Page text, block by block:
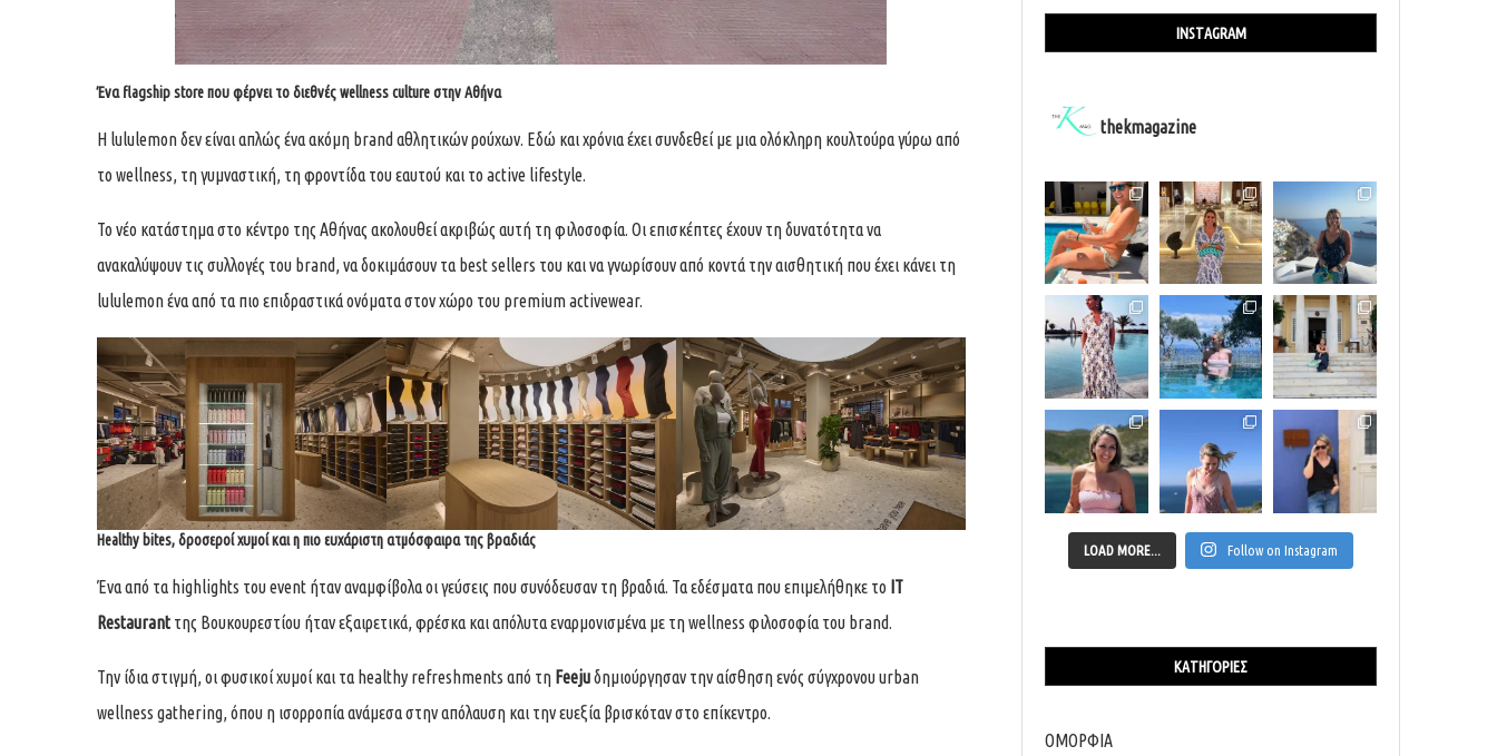
Ένα flagship store που φέρνει το διεθνές wellness culture στην Αθήνα
Η lululemon δεν είναι απλώς ένα ακόμη brand αθλητικών ρούχων. Εδώ και χρόνια έχει συνδεθεί με μια ολόκληρη κουλτούρα γύρω από
το wellness, τη γυμναστική, τη φροντίδα του εαυτού και το active lifestyle.
Το νέο κατάστημα στο κέντρο της Αθήνας ακολουθεί ακριβώς αυτή τη φιλοσοφία. Οι επισκέπτες έχουν τη δυνατότητα να
ανακαλύψουν τις συλλογές του brand, να δοκιμάσουν τα best sellers του και να γνωρίσουν από κοντά την αισθητική που έχει κάνει τη
lululemon ένα από τα πιο επιδραστικά ονόματα στον χώρο του premium activewear.
Healthy bites, δροσεροί χυμοί και η πιο ευχάριστη ατμόσφαιρα της βραδιάς
Ένα από τα highlights του event ήταν αναμφίβολα οι γεύσεις που συνόδευσαν τη βραδιά. Τα εδέσματα που επιμελήθηκε το IT
Restaurant της Βουκουρεστίου ήταν εξαιρετικά, φρέσκα και απόλυτα εναρμονισμένα με τη wellness φιλοσοφία του brand.
Την ίδια στιγμή, οι φυσικοί χυμοί και τα healthy refreshments από τη Feejuδημιούργησαν την αίσθηση ενός σύγχρονου urban
wellness gathering, όπου η ισορροπία ανάμεσα στην απόλαυση και την ευεξία βρισκόταν στο επίκεντρο.
INSTAGRAM
thekmagazine
LOAD MORE... Follow on Instagram
ΚΑΤΗΓΟΡΊΕΣ
ΟΜΟΡΦΙΑ